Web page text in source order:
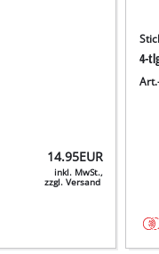
14.95EUR
inkl. MwSt.,
zzgl. Versand
4-